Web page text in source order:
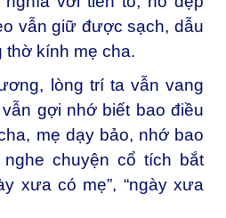
vẫn giữ được sạch, dẫu
thờ kính mẹ cha.
lòng trí ta vẫn vang
gợi nhớ biết bao điều
mẹ dạy bảo, nhớ bao
chuyện cổ tích bắt
xưa có mẹ”, “ngày xưa